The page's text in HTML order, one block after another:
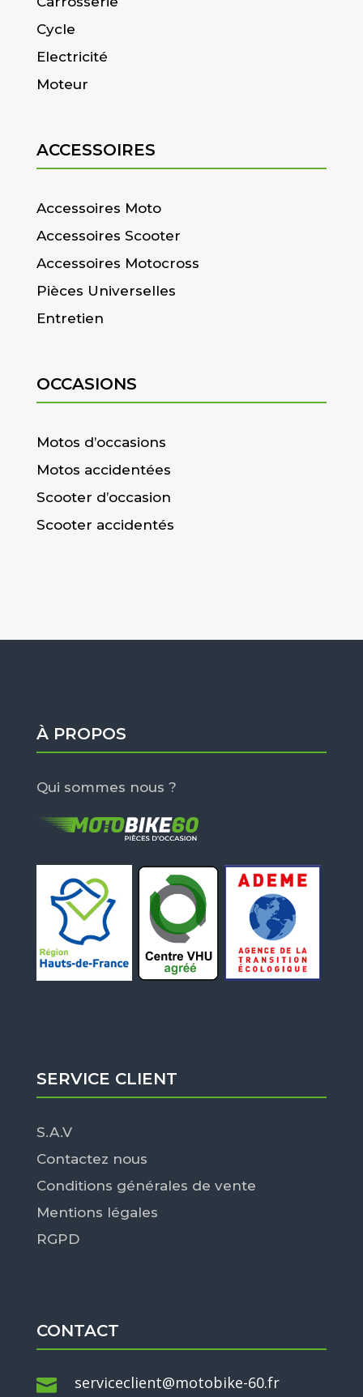
Cycle
Electricité
Moteur
ACCESSOIRES
Accessoires Moto
Accessoires Scooter
Accessoires Motocross
Pièces Universelles
Entretien
OCCASIONS
Motos d’occasions
Motos accidentées
Scooter d’occasion
Scooter accidentés
À PROPOS
Qui sommes nous ?
SERVICE CLIENT
S.A.V
Contactez nous
Conditions générales de vente
Mentions légales
RGPD
CONTACT
 serviceclient@motobike-60.fr